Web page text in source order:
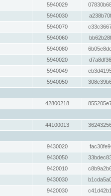
5940029
5940030
5940070
5940060
5940080
5940020
5940049
5940050
42800218
44100013
9430020
9430050
9420010
9430030
9420030